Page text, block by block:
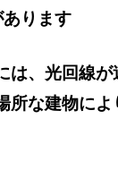
ります
は、光回線
所な建物によ